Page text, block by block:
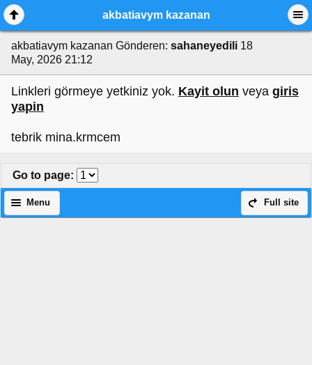
akbatiavym kazanan
akbatiavym kazanan Gönderen: sahaneyedili 18
May, 2026 21:12
Linkleri görmeye yetkiniz yok. Kayit olun veya giris
yapin
tebrik mina.krmcem
Go to page:
Full site
Menu